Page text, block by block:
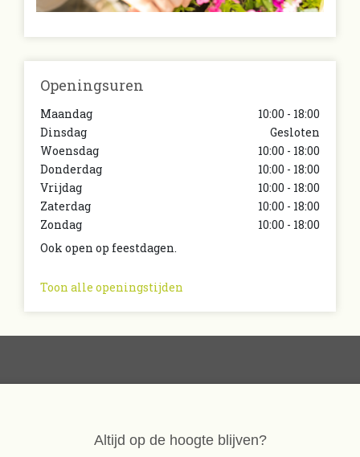
Openingsuren
Maandag
10:00 - 18:00
Dinsdag
Gesloten
Woensdag
10:00 - 18:00
Donderdag
10:00 - 18:00
Vrijdag
10:00 - 18:00
Zaterdag
10:00 - 18:00
Zondag
10:00 - 18:00
Ook open op feestdagen.
Toon alle openingstijden
Altijd op de hoogte blijven?